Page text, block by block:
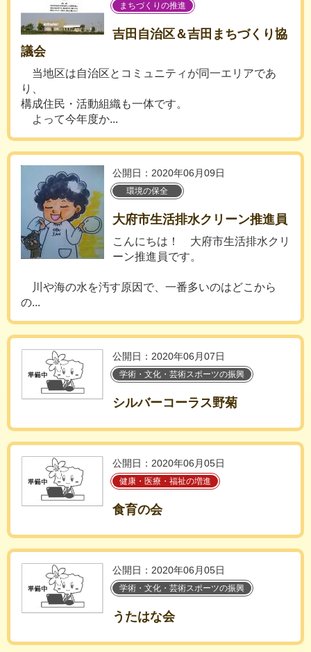
まちづくりの推進
吉田自治区＆吉田まちづくり協
議会
当地区は自治区とコミュニティが同一エリアであ
り、
構成住民・活動組織も一体です。
よって今年度か...
公開日：2020年06月09日
環境の保全
大府市生活排水クリーン推進員
こんにちは！ 大府市生活排水クリ
ーン推進員です。
川や海の水を汚す原因で、一番多いのはどこから
の...
公開日：2020年06月07日
学術・文化・芸術スポーツの振興
シルバーコーラス野菊
公開日：2020年06月05日
健康・医療・福祉の増進
食育の会
公開日：2020年06月05日
学術・文化・芸術スポーツの振興
うたはな会